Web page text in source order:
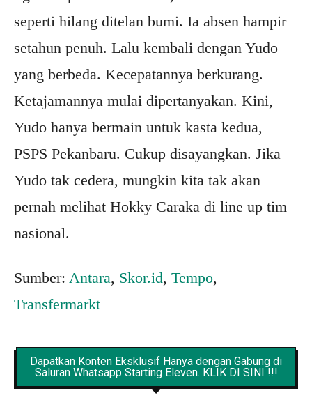
seperti hilang ditelan bumi. Ia absen hampir
setahun penuh. Lalu kembali dengan Yudo
yang berbeda. Kecepatannya berkurang.
Ketajamannya mulai dipertanyakan. Kini,
Yudo hanya bermain untuk kasta kedua,
PSPS Pekanbaru. Cukup disayangkan. Jika
Yudo tak cedera, mungkin kita tak akan
pernah melihat Hokky Caraka di line up tim
nasional.
Sumber: Antara, Skor.id, Tempo,
Transfermarkt
Dapatkan Konten Eksklusif Hanya dengan Gabung di
Saluran Whatsapp Starting Eleven. KLIK DI SINI !!!